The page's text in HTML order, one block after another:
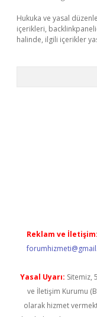
Hukuka ve yasal
içerikleri,
halinde, ilgili içerikler
Reklam ve İletişim:
Yasal Uyarı: Sitemiz,
ve İletişim Kurumu
olarak hizmet